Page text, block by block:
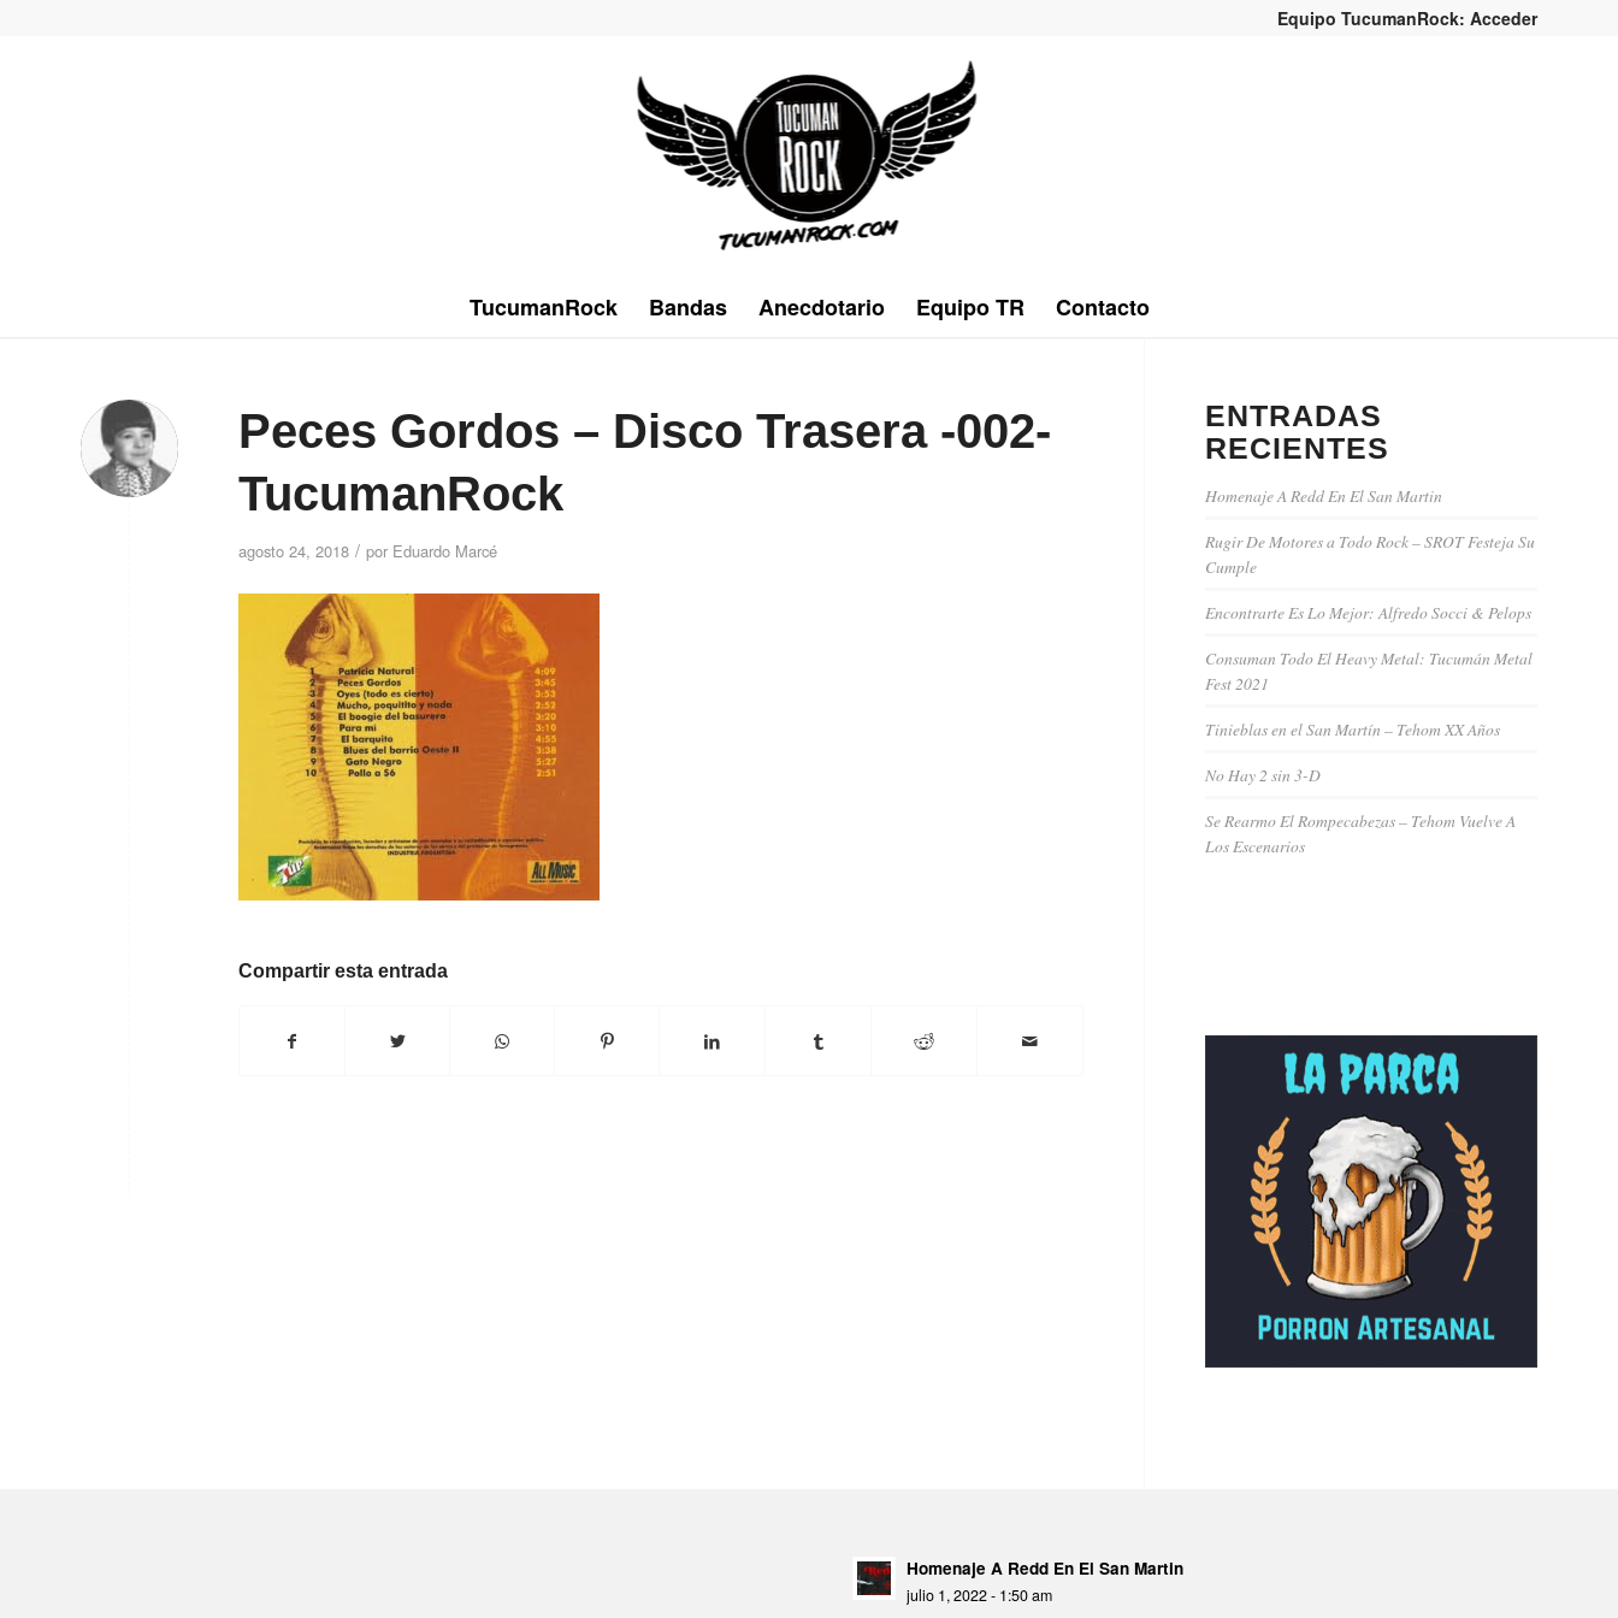
Equipo TucumanRock: Acceder
TucumanRock Bandas Anecdotario Equipo TR Contacto
Peces Gordos – Disco Trasera -002-
TucumanRock
agosto 24, 2018 / por Eduardo Marcé
Compartir esta entrada
ENTRADAS
RECIENTES
Homenaje A Redd En El San Martin
Rugir De Motores a Todo Rock – SROT Festeja Su
Cumple
Encontrarte Es Lo Mejor: Alfredo Socci & Pelops
Consuman Todo El Heavy Metal: Tucumán Metal
Fest 2021
Tinieblas en el San Martín – Tehom XX Años
No Hay 2 sin 3-D
Se Rearmo El Rompecabezas – Tehom Vuelve A
Los Escenarios
Homenaje A Redd En El San Martin
julio 1, 2022 - 1:50 am